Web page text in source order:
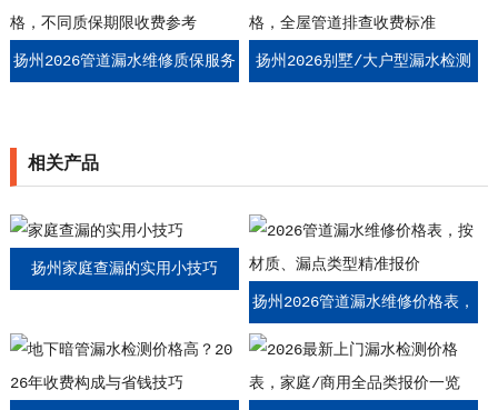
扬州2026管道漏水维修质保服务 扬州2026别墅/大户型漏水检测
相关产品
扬州家庭查漏的实用小技巧
扬州2026管道漏水维修价格表，
按材质、漏点类型精准报价